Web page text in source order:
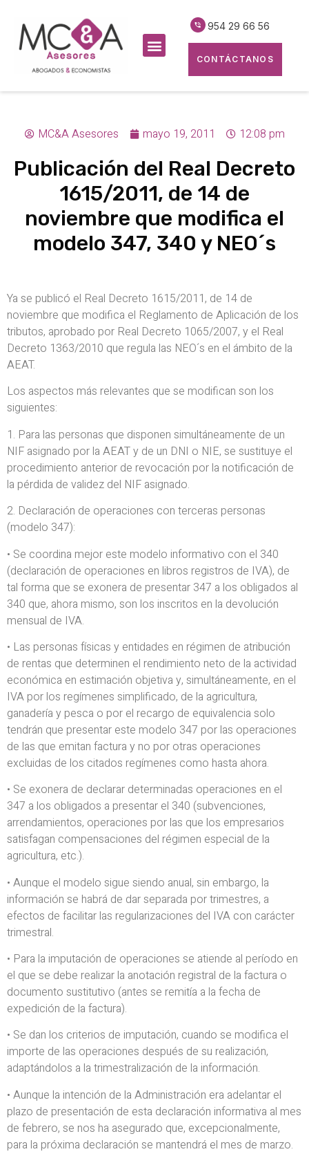
954 29 66 56
CONTÁCTANOS
MC&A Asesores mayo 19, 2011 12:08 pm
Publicación del Real Decreto
1615/2011, de 14 de
noviembre que modifica el
modelo 347, 340 y NEO´s
Ya se publicó el Real Decreto 1615/2011, de 14 de
noviembre que modifica el Reglamento de Aplicación de los
tributos, aprobado por Real Decreto 1065/2007, y el Real
Decreto 1363/2010 que regula las NEO´s en el ámbito de la
AEAT.
Los aspectos más relevantes que se modifican son los
siguientes:
1. Para las personas que disponen simultáneamente de un
NIF asignado por la AEAT y de un DNI o NIE, se sustituye el
procedimiento anterior de revocación por la notificación de
la pérdida de validez del NIF asignado.
2. Declaración de operaciones con terceras personas
(modelo 347):
• Se coordina mejor este modelo informativo con el 340
(declaración de operaciones en libros registros de IVA), de
tal forma que se exonera de presentar 347 a los obligados al
340 que, ahora mismo, son los inscritos en la devolución
mensual de IVA.
• Las personas físicas y entidades en régimen de atribución
de rentas que determinen el rendimiento neto de la actividad
económica en estimación objetiva y, simultáneamente, en el
IVA por los regímenes simplificado, de la agricultura,
ganadería y pesca o por el recargo de equivalencia solo
tendrán que presentar este modelo 347 por las operaciones
de las que emitan factura y no por otras operaciones
excluidas de los citados regímenes como hasta ahora.
• Se exonera de declarar determinadas operaciones en el
347 a los obligados a presentar el 340 (subvenciones,
arrendamientos, operaciones por las que los empresarios
satisfagan compensaciones del régimen especial de la
agricultura, etc.).
• Aunque el modelo sigue siendo anual, sin embargo, la
información se habrá de dar separada por trimestres, a
efectos de facilitar las regularizaciones del IVA con carácter
trimestral.
• Para la imputación de operaciones se atiende al período en
el que se debe realizar la anotación registral de la factura o
documento sustitutivo (antes se remitía a la fecha de
expedición de la factura).
• Se dan los criterios de imputación, cuando se modifica el
importe de las operaciones después de su realización,
adaptándolos a la trimestralización de la información.
• Aunque la intención de la Administración era adelantar el
plazo de presentación de esta declaración informativa al mes
de febrero, se nos ha asegurado que, excepcionalmente,
para la próxima declaración se mantendrá el mes de marzo.